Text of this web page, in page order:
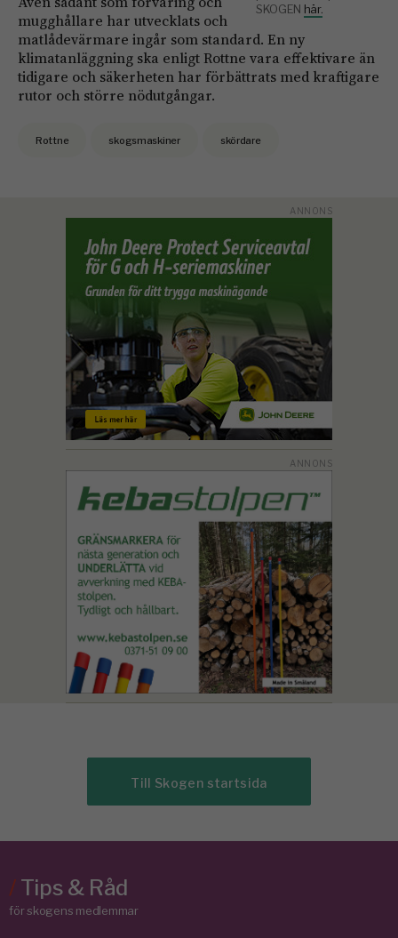
SKOGEN här.
mugghållare har utvecklats och
matlådevärmare ingår som standard. En ny
klimatanläggning ska enligt Rottne vara effektivare än
tidigare och säkerheten har förbättrats med kraftigare
rutor och större nödutgångar.
Rottne skogsmaskiner skördare
Till Skogen startsida
/Tips & Råd
för skogens medlemmar